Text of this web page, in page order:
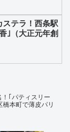
ステラ！西条駅
｣（大正元年創
｢パティスリー
本町で薄皮パリ